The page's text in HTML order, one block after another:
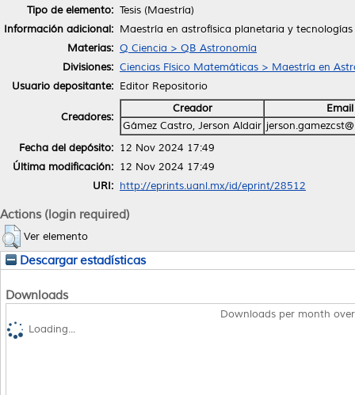
Tipo de elemento: Tesis (Maestría)
Información adicional: Maestría en astrofísica planetaria y tecnologías
Materias: Q Ciencia > QB Astronomía
Divisiones: Ciencias Físico Matemáticas > Maestría en
Usuario depositante: Editor Repositorio
Creadores:
Creador
Email
Gámez Castro, Jerson Aldair
Fecha del depósito: 12 Nov 2024 17:49
Última modificación: 12 Nov 2024 17:49
URI: http://eprints.uanl.mx/id/eprint/28512
Actions (login required)
Ver elemento
Descargar estadísticas
Downloads
Downloads per month
Loading...